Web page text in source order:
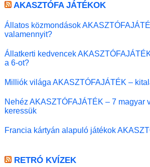
AKASZTÓFA JÁTÉKOK
Állatos közmondások
valamennyit?
Állatkerti kedvencek
a 6-ot?
Milliók világa AKASZTÓFAJÁTÉK –
Nehéz AKASZTÓFAJÁTÉK – 7 magyar
keressük
Francia kártyán alapuló játékok
RETRÓ KVÍZEK